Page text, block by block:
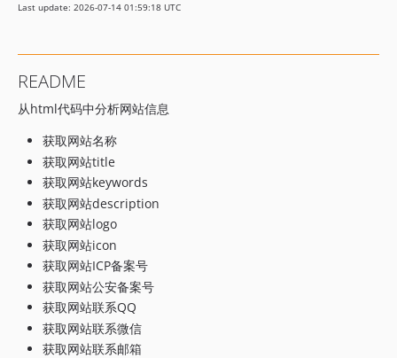
Last update: 2026-07-14 01:59:18 UTC
README
从html代码中分析网站信息
获取网站名称
获取网站title
获取网站keywords
获取网站description
获取网站logo
获取网站icon
获取网站ICP备案号
获取网站公安备案号
获取网站联系QQ
获取网站联系微信
获取网站联系邮箱